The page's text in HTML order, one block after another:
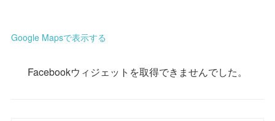
Google Mapsで表示する
Facebookウィジェットを取得できませんでした。